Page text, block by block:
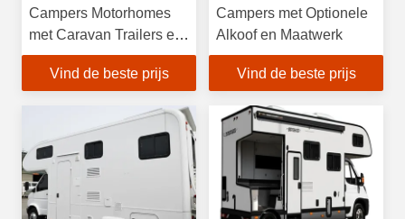
Campers Motorhomes
met Caravan Trailers en
Optionele Alkoof
Vind de beste prijs
Campers met Optionele
Alkoof en Maatwerk
Vind de beste prijs